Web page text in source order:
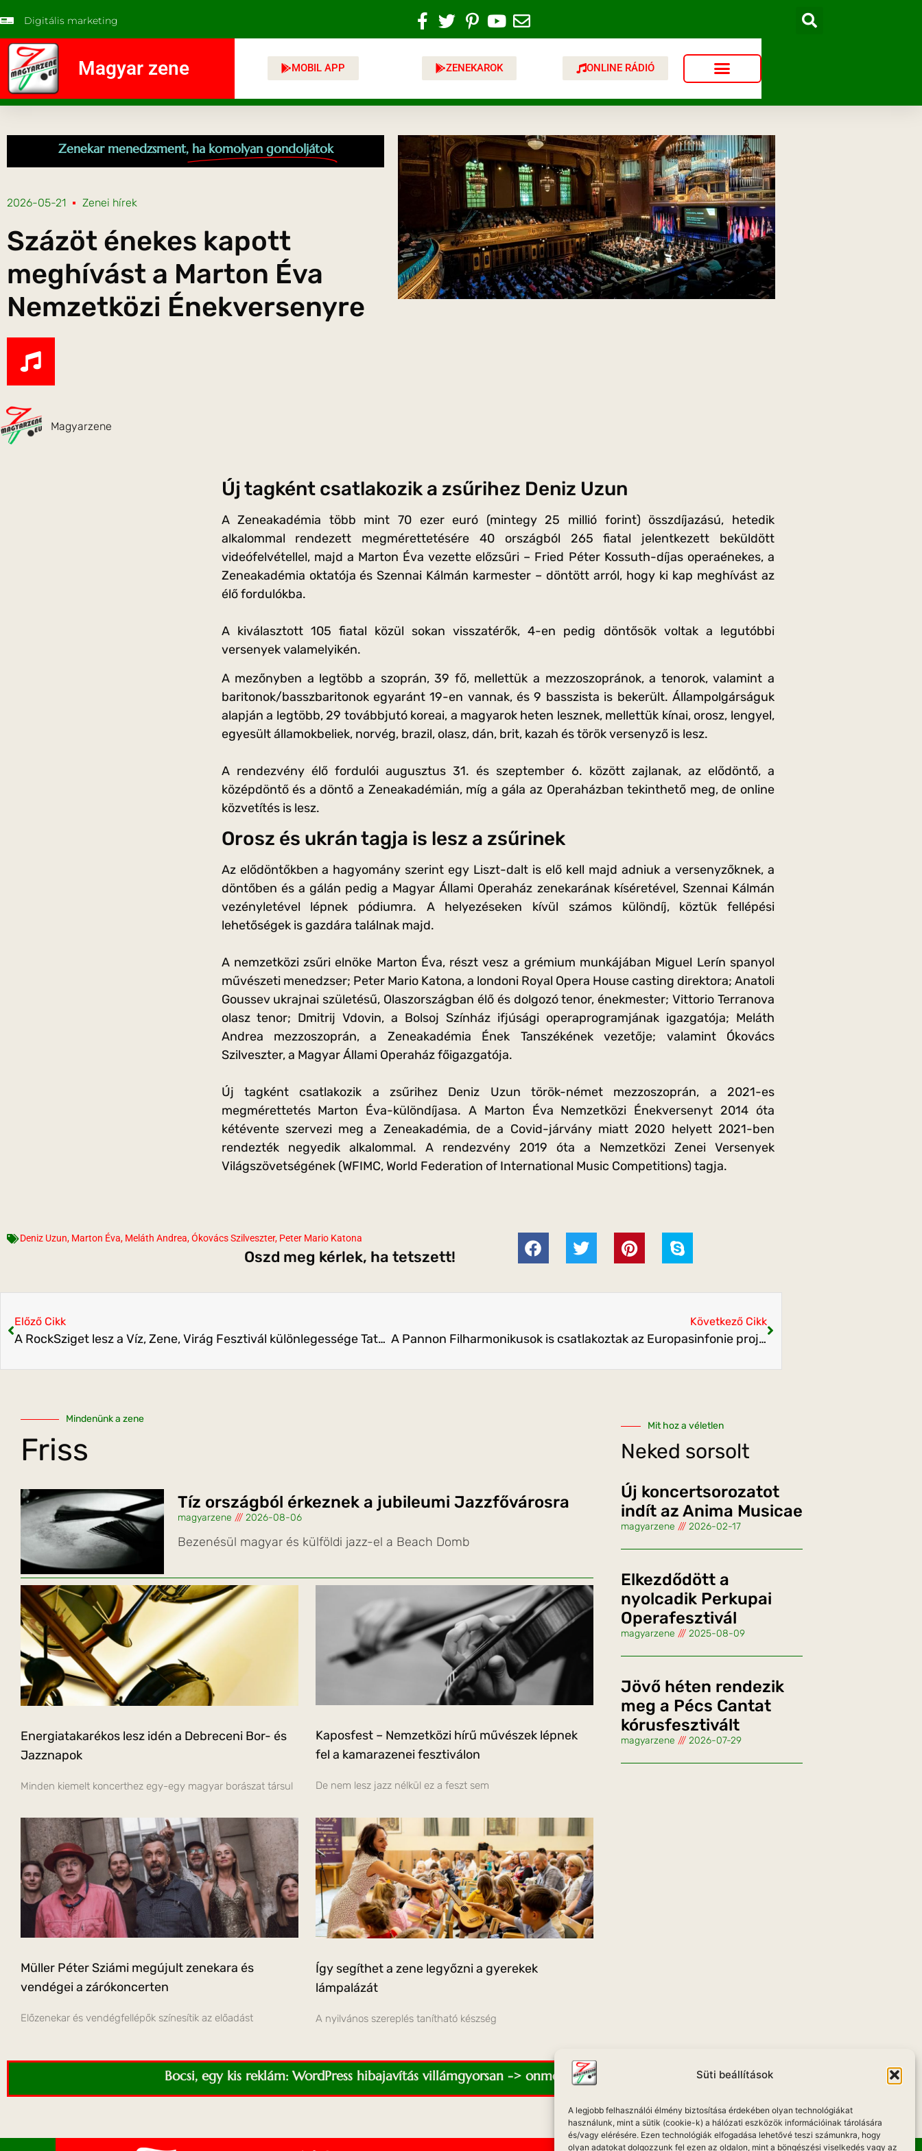
Süti beállítások
A legjobb felhasználói élmény biztosítása érdekében olyan technológiákat
használunk, mint a sütik (cookie-k) a hálózati eszközök információinak tárolására
és/vagy elérésére. Ezen technológiák elfogadása lehetővé teszi számunkra, hogy
olyan adatokat dolgozzunk fel ezen az oldalon, mint a böngészési viselkedés vagy az
Digitális marketing
Magyar zene MOBIL APP ZENEKAROK ONLINE RÁDIÓ
Zenekar menedzsment, ha komolyan gondoljátok
2026-05-21 Zenei hírek
Százöt énekes kapott
meghívást a Marton Éva
Nemzetközi Énekversenyre
Magyarzene
Új tagként csatlakozik a zsűrihez Deniz Uzun
A Zeneakadémia több mint 70 ezer euró (mintegy 25 millió forint) összdíjazású, hetedik
alkalommal rendezett megmérettetésére 40 országból 265 fiatal jelentkezett beküldött
videófelvétellel, majd a Marton Éva vezette előzsűri – Fried Péter Kossuth-díjas operaénekes, a
Zeneakadémia oktatója és Szennai Kálmán karmester – döntött arról, hogy ki kap meghívást az
élő fordulókba.
A kiválasztott 105 fiatal közül sokan visszatérők, 4-en pedig döntősök voltak a legutóbbi
versenyek valamelyikén.
A mezőnyben a legtöbb a szoprán, 39 fő, mellettük a mezzoszopránok, a tenorok, valamint a
baritonok/basszbaritonok egyaránt 19-en vannak, és 9 basszista is bekerült. Állampolgárságuk
alapján a legtöbb, 29 továbbjutó koreai, a magyarok heten lesznek, mellettük kínai, orosz, lengyel,
egyesült államokbeliek, norvég, brazil, olasz, dán, brit, kazah és török versenyző is lesz.
A rendezvény élő fordulói augusztus 31. és szeptember 6. között zajlanak, az elődöntő, a
középdöntő és a döntő a Zeneakadémián, míg a gála az Operaházban tekinthető meg, de online
közvetítés is lesz.
Orosz és ukrán tagja is lesz a zsűrinek
Az elődöntőkben a hagyomány szerint egy Liszt-dalt is elő kell majd adniuk a versenyzőknek, a
döntőben és a gálán pedig a Magyar Állami Operaház zenekarának kíséretével, Szennai Kálmán
vezényletével lépnek pódiumra. A helyezéseken kívül számos különdíj, köztük fellépési
lehetőségek is gazdára találnak majd.
A nemzetközi zsűri elnöke Marton Éva, részt vesz a grémium munkájában Miguel Lerín spanyol
művészeti menedzser; Peter Mario Katona, a londoni Royal Opera House casting direktora; Anatoli
Goussev ukrajnai születésű, Olaszországban élő és dolgozó tenor, énekmester; Vittorio Terranova
olasz tenor; Dmitrij Vdovin, a Bolsoj Színház ifjúsági operaprogramjának igazgatója; Meláth
Andrea mezzoszoprán, a Zeneakadémia Ének Tanszékének vezetője; valamint Ókovács
Szilveszter, a Magyar Állami Operaház főigazgatója.
Új tagként csatlakozik a zsűrihez Deniz Uzun török-német mezzoszoprán, a 2021-es
megmérettetés Marton Éva-különdíjasa. A Marton Éva Nemzetközi Énekversenyt 2014 óta
kétévente szervezi meg a Zeneakadémia, de a Covid-járvány miatt 2020 helyett 2021-ben
rendezték negyedik alkalommal. A rendezvény 2019 óta a Nemzetközi Zenei Versenyek
Világszövetségének (WFIMC, World Federation of International Music Competitions) tagja.
Deniz Uzun, Marton Éva, Meláth Andrea,Ókovács Szilveszter, Peter Mario Katona
Oszd meg kérlek, ha tetszett!
Előző Cikk
A RockSziget lesz a Víz, Zene, Virág Fesztivál különlegessége Tatán
Következő Cikk
A Pannon Filharmonikusok is csatlakoztak az Europasinfonie projekthez
Mindenünk a zene
Friss
Tíz országból érkeznek a jubileumi Jazzfővárosra
magyarzene 2026-08-06
Bezenésül magyar és külföldi jazz-el a Beach Domb
Energiatakarékos lesz idén a Debreceni Bor- és
Jazznapok
Minden kiemelt koncerthez egy-egy magyar borászat társul
Kaposfest – Nemzetközi hírű művészek lépnek
fel a kamarazenei fesztiválon
De nem lesz jazz nélkül ez a feszt sem
Müller Péter Sziámi megújult zenekara és
vendégei a zárókoncerten
Előzenekar és vendégfellépők színesítik az előadást
Így segíthet a zene legyőzni a gyerekek
lámpalázát
A nyilvános szereplés tanítható készség
Mit hoz a véletlen
Neked sorsolt
Új koncertsorozatot
indít az Anima Musicae
magyarzene 2026-02-17
Elkezdődött a
nyolcadik Perkupai
Operafesztivál
magyarzene 2025-08-09
Jövő héten rendezik
meg a Pécs Cantat
kórusfesztivált
magyarzene 2026-07-29
Bocsi, egy kis reklám: WordPress hibajavítás villámgyorsan -> onmediaweb.eu